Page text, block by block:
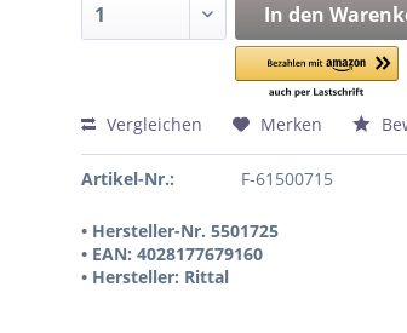
In den
Vergleichen Merken
Artikel-Nr.: F-61500715
• Hersteller-Nr. 5501725
• EAN: 4028177679160
• Hersteller: Rittal